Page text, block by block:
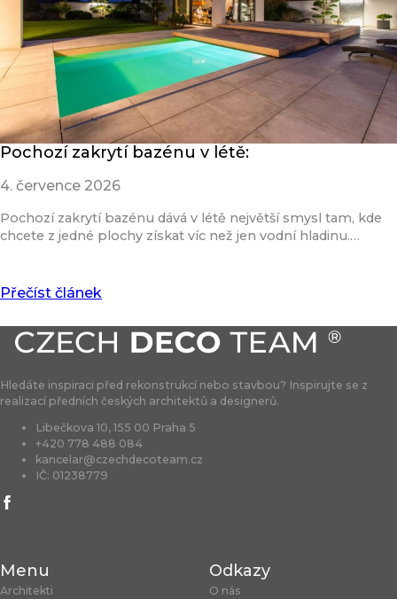
Pochozí zakrytí bazénu v létě:
4. července 2026
Pochozí zakrytí bazénu dává v létě největší smysl tam, kde
chcete z jedné plochy získat víc než jen vodní hladinu.…
Přečíst článek
Hledáte inspiraci před rekonstrukcí nebo stavbou? Inspirujte se z
realizací předních českých architektů a designerů.
Libečkova 10, 155 00 Praha 5
+420 778 488 084
kancelar@czechdecoteam.cz
IČ: 01238779
Menu
Architekti
Odkazy
O nás